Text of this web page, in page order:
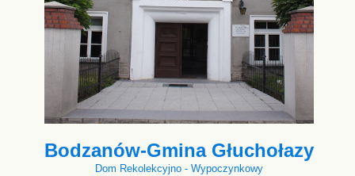
Bodzanów-Gmina Głuchołazy
Dom Rekolekcyjno - Wypoczynkowy